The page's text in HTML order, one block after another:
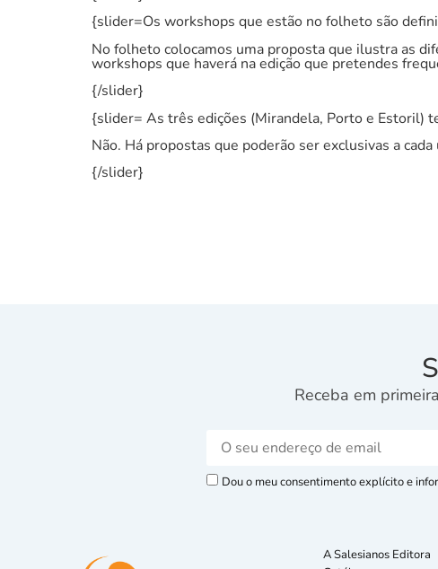
{slider=Os workshops que estão no folheto são
No folheto colocamos uma proposta que ilustra as
workshops que haverá na edição que pretendes
{/slider}
{slider= As três edições (Mirandela, Porto e Estoril)
Não. Há propostas que poderão ser exclusivas a
{/slider}
Receba em
Dou o meu consentimento explícito e
A Salesianos Editora